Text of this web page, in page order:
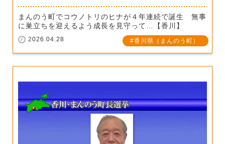
まんのう町でコウノトリのヒナが４年連続で誕生 無事
に巣立ちを迎えるよう成長を見守って…【香川】
2026.04.28 香川県（まんのう町）